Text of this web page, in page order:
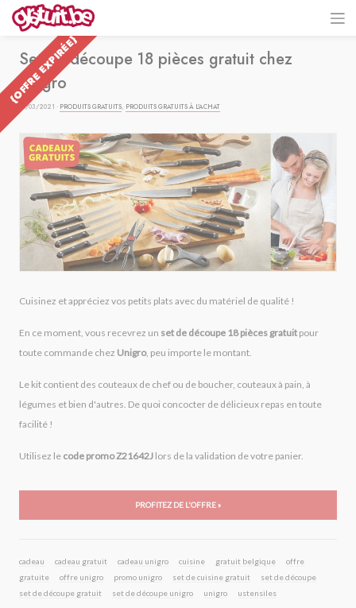
{OFFRE EXPIRÉE}
Set de découpe 18 pièces gratuit chez
Unigro
06/03/2021 · PRODUITS GRATUITS, PRODUITS GRATUITS À L'ACHAT
Cuisinez et appréciez vos petits plats avec du matériel de qualité !
En ce moment, vous recevrez un set de découpe 18 pièces gratuit pour
toute commande chez Unigro, peu importe le montant.
Le kit contient des couteaux de chef ou de boucher, couteaux à pain, à
légumes et bien d'autres. De quoi concocter de délicieux repas en toute
facilité !
Utilisez le code promo Z21642J lors de la validation de votre panier.
PROFITEZ DE L'OFFRE »
cadeau cadeau gratuit cadeau unigro cuisine gratuit belgique
offre
gratuite
offre unigro promo unigro set de cuisine gratuit
set de découpe
set de découpe gratuit
set de découpe unigro unigro ustensiles